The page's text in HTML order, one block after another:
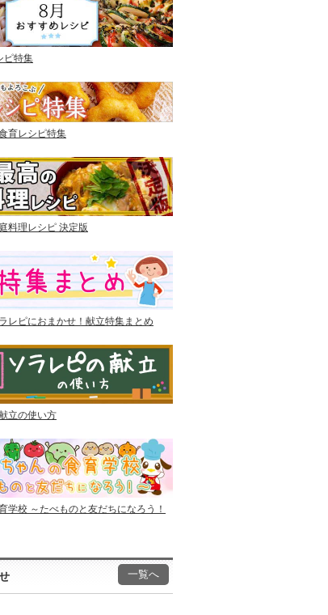
ピ特集
育レシピ特集
料理レシピ 決定版
レピにおまかせ！献立特集まとめ
立の使い方
学校 ～たべものと友だちになろう！
一覧へ